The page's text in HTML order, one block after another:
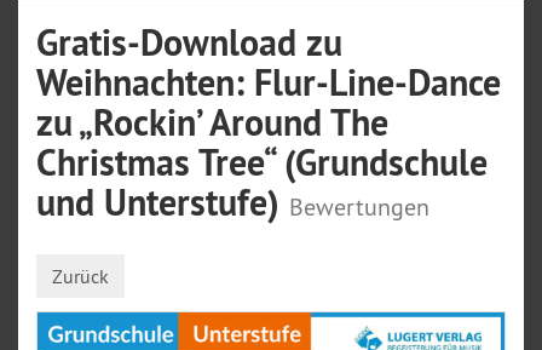
Gratis-Download zu
Weihnachten: Flur-Line-Dance
zu „Rockin’ Around The
Christmas Tree“ (Grundschule
und Unterstufe) Bewertungen
Zurück